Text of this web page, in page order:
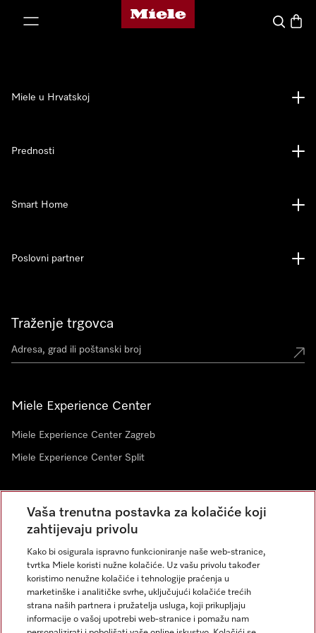
Miele početna stranica
Pretraga
Traženje trgovca
Miele Experience Center
Miele Experience Center Zagreb
Miele Experience Center Split
Newsletter
Miele u Hrvatskoj
Prednosti
Smart Home
Poslovni partner
Vaša trenutna postavka za kolačiće koji
zahtijevaju privolu
Kako bi osigurala ispravno funkcioniranje naše web-stranice,
tvrtka Miele koristi nužne kolačiće. Uz vašu privolu također
koristimo nenužne kolačiće i tehnologije praćenja u
marketinške i analitičke svrhe, uključujući kolačiće trećih
strana naših partnera i pružatelja usluga, koji prikupljaju
informacije o vašoj upotrebi web-stranice i pomažu nam